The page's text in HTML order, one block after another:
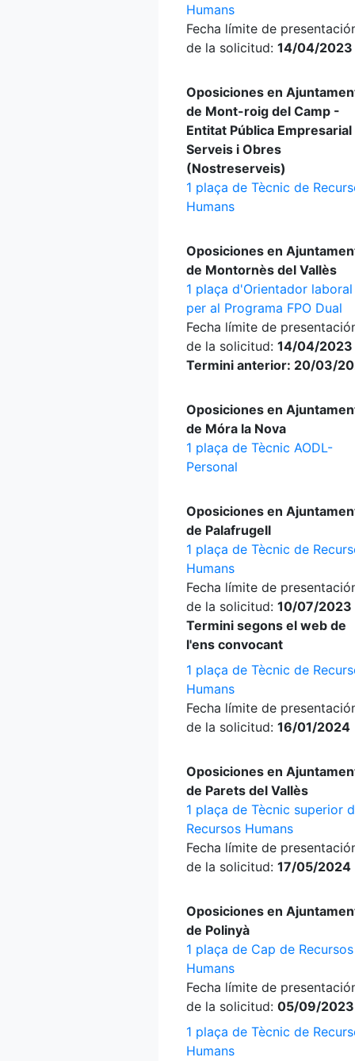
Humans
Fecha límite de
de la solicitud: 14/04/2023
Oposiciones en
de Mont-roig del Camp -
Entitat Pública Empresarial
Serveis i Obres
(Nostreserveis)
1 plaça de Tècnic de
Humans
Oposiciones en
de Montornès del Vallès
1 plaça d'Orientador laboral
per al Programa FPO Dual
Fecha límite de
de la solicitud: 14/04/
Termini anterior: 20/03/
Oposiciones en
de Móra la Nova
1 plaça de Tècnic AODL-
Personal
Oposiciones en
de Palafrugell
1 plaça de Tècnic de
Humans
Fecha límite de
de la solicitud: 10/07/2023
Termini segons el web de
l'ens convocant
1 plaça de Tècnic de
Humans
Fecha límite de
de la solicitud: 16/01/2024
Oposiciones en
de Parets del Vallès
1 plaça de Tècnic superior
Recursos Humans
Fecha límite de
de la solicitud: 17/05/2024
Oposiciones en
de Polinyà
1 plaça de Cap de Recursos
Humans
Fecha límite de
de la solicitud: 05/09/2023
1 plaça de Tècnic de
Humans